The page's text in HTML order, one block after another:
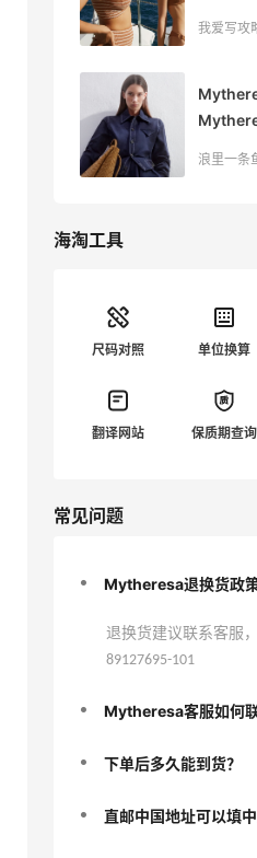
我爱写攻
浪里一条
海淘工具
尺码对照 单位换算
翻译网站 保质期查询
常见问题
Mytheresa退换货政
退换货建议联系客服
89127695-101
Mytheresa客服如何联
下单后多久能到货？
直邮中国地址可以填中